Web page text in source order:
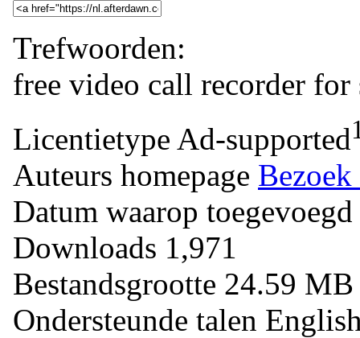
Trefwoorden:
free video call recorder for
Licentietype Ad-supported
Auteurs homepage
Datum waarop toegevoegd
Downloads 1,971
Bestandsgrootte 24.59
Ondersteunde talen